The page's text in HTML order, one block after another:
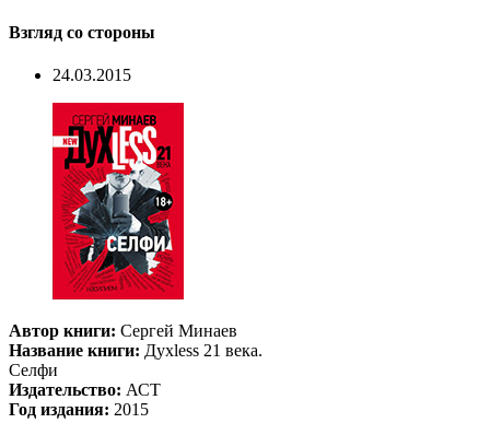
Взгляд со стороны
24.03.2015
Автор книги: Сергей Минаев
Название книги: Духless 21 века.
Селфи
Издательство: АСТ
Год издания: 2015